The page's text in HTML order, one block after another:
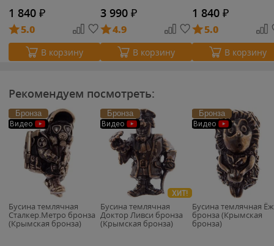
1 840 ₽
5.0
В корзину
3 990 ₽
4.9
В корзину
1 840 ₽
5.0
В корзину
Рекомендуем посмотреть:
Бронза
Видео
Бусина темлячная
Сталкер.Метро бронза
(Крымская бронза)
Бронза
Видео
ХИТ!
Бусина темлячная
Доктор Ливси бронза
(Крымская бронза)
Бронза
Видео
Бусина темлячная
бронза (Крымская
бронза)